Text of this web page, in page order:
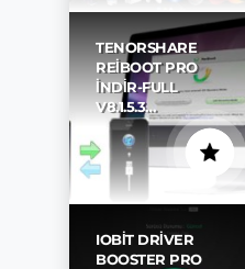
TENORSHARE
REIBOOT PRO
İNDIR-FULL
V8.1.5.3…
IOBIT DRIVER
BOOSTER PRO